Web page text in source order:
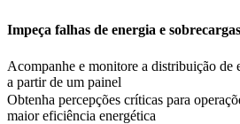
Impeça falhas de energia e
Acompanhe e monitore a distribuição de
a partir de um painel
Obtenha percepções críticas para
maior eficiência energética